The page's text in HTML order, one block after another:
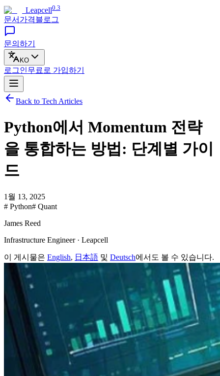
Leapcell0.3
문서 가격블로그
문의하기
KO
로그인무료로 가입하기
Back to Tech Articles
Python에서 Momentum 전략
을 통합하는 방법: 단계별 가이
드
1월 13, 2025
# Python# Quant
James Reed
Infrastructure Engineer · Leapcell
이 게시물은 English, 日本語 및 Deutsch에서도 볼 수 있습니다.